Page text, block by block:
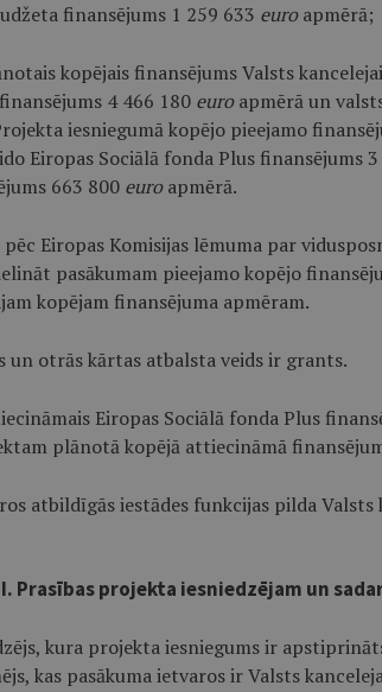
finansējums 1 259 633 euroapmērā;
kopējais finansējums Valsts
4 466 180 euroapmērā un
iesniegumā kopējo pieejamo
Eiropas Sociālā fonda Plus finansējums
663 800 euroapmērā.
Eiropas Komisijas lēmuma par
pasākumam pieejamo kopējo
kopējam finansējuma apmēram.
un otrās kārtas atbalsta veids ir grants.
Eiropas Sociālā fonda Plus
plānotā kopējā attiecināmā
atbildīgās iestādes funkcijas pilda Valsts
Prasības projekta iesniedzējam un
kura projekta iesniegums ir
kas pasākuma ietvaros ir Valsts